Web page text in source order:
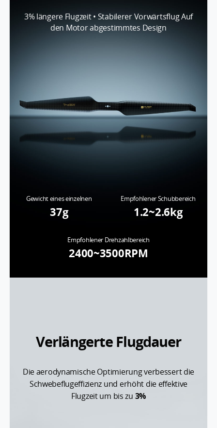
3%längere Flugzeit • Stabilerer Vorwärtsflug Auf
den Motor abgestimmtes Design
Gewicht eines einzelnen
37g
Empfohlener Drehzahlbereich
2400~3500RPM
Empfohlener Schubbereich
1.2~2.6kg
Verlängerte Flugdauer
Die aerodynamische Optimierung verbessert die
Schwebeflugeffizienz und erhöht die effektive
Flugzeit um bis zu 3%